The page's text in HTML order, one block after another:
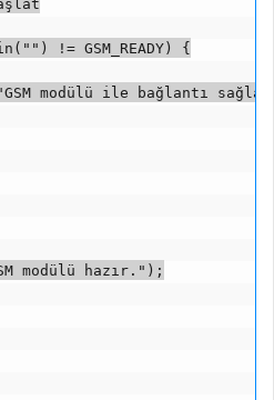
!= GSM_READY) {
modülü ile bağlantı
modülü hazır.");